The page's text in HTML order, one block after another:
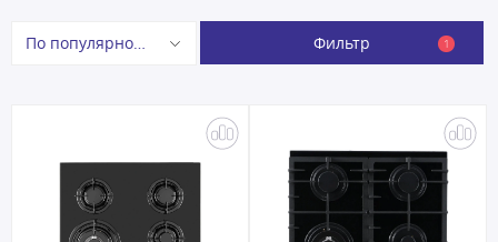
По популярности Фильтр 1